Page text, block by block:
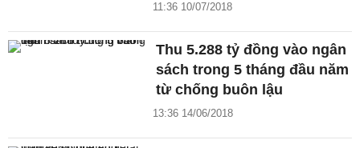
11:36 10/07/2018
Thu 5.288 tỷ đồng vào ngân
sách trong 5 tháng đầu năm
từ chống buôn lậu
13:36 14/06/2018